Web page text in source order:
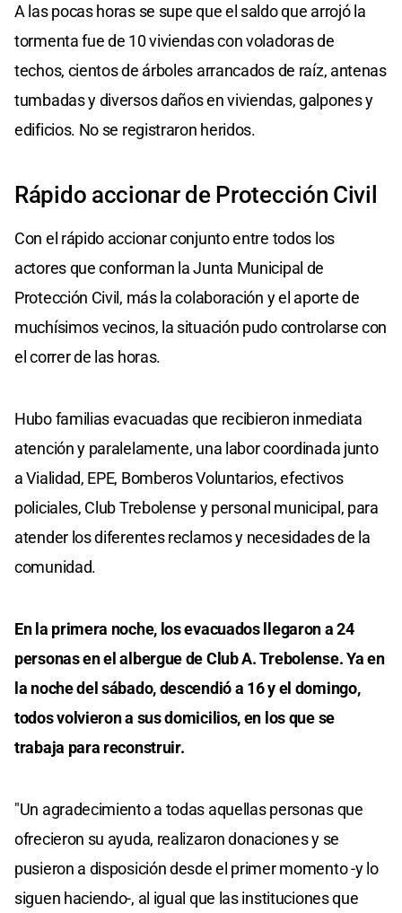
A las pocas horas se supe que el saldo que arrojó la
tormenta fue de 10 viviendas con voladoras de
techos, cientos de árboles arrancados de raíz, antenas
tumbadas y diversos daños en viviendas, galpones y
edificios. No se registraron heridos.
Rápido accionar de Protección Civil
Con el rápido accionar conjunto entre todos los
actores que conforman la Junta Municipal de
Protección Civil, más la colaboración y el aporte de
muchísimos vecinos, la situación pudo controlarse con
el correr de las horas.
Hubo familias evacuadas que recibieron inmediata
atención y paralelamente, una labor coordinada junto
a Vialidad, EPE, Bomberos Voluntarios, efectivos
policiales, Club Trebolense y personal municipal, para
atender los diferentes reclamos y necesidades de la
comunidad.
En la primera noche, los evacuados llegaron a 24
personas en el albergue de Club A. Trebolense. Ya en
la noche del sábado, descendió a 16 y el domingo,
todos volvieron a sus domicilios, en los que se
trabaja para reconstruir.
"Un agradecimiento a todas aquellas personas que
ofrecieron su ayuda, realizaron donaciones y se
pusieron a disposición desde el primer momento -y lo
siguen haciendo-, al igual que las instituciones que